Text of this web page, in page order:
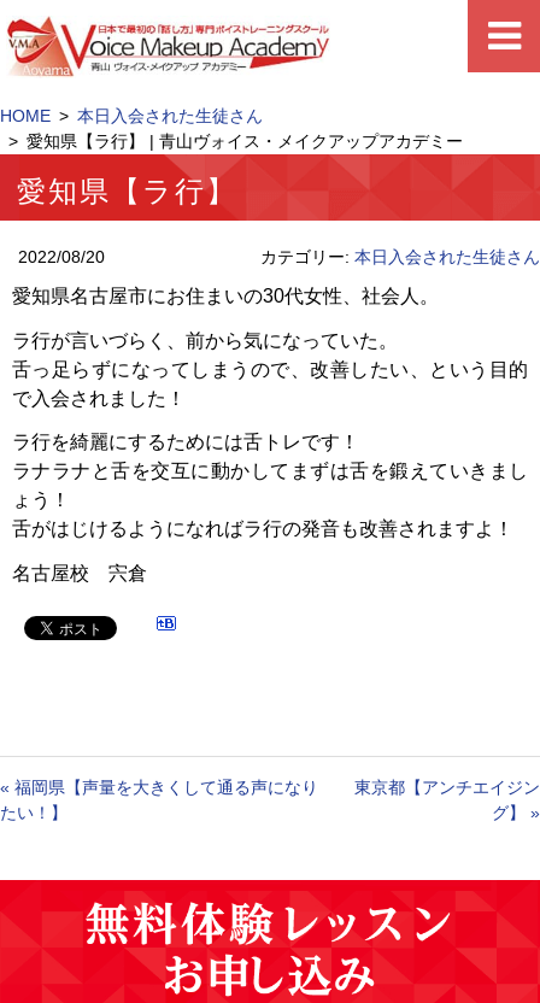
HOME
本日入会された生徒さん
愛知県【ラ行】 | 青山ヴォイス・メイクアップアカデミー
愛知県【ラ行】
2022/08/20 カテゴリー: 本日入会された生徒さん
愛知県名古屋市にお住まいの30代女性、社会人。
ラ行が言いづらく、前から気になっていた。
舌っ足らずになってしまうので、改善したい、という目的
で入会されました！
ラ行を綺麗にするためには舌トレです！
ラナラナと舌を交互に動かしてまずは舌を鍛えていきまし
ょう！
舌がはじけるようになればラ行の発音も改善されますよ！
名古屋校 宍倉
« 福岡県【声量を大きくして通る声になり
たい！】
東京都【アンチエイジン
グ】
»